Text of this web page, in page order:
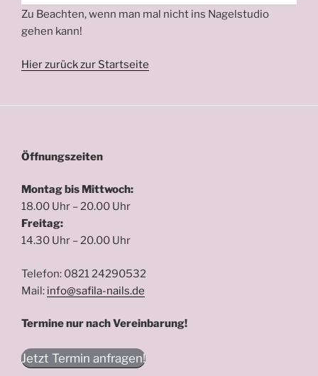
Zu Beachten, wenn man mal nicht ins Nagelstudio
gehen kann!
Hier zurück zur Startseite
Öffnungszeiten
Montag bis Mittwoch:
18.00 Uhr – 20.00 Uhr
Freitag:
14.30 Uhr – 20.00 Uhr
Telefon: 0821 24290532
Mail: info@safila-nails.de
Termine nur nach Vereinbarung!
Jetzt Termin anfragen!